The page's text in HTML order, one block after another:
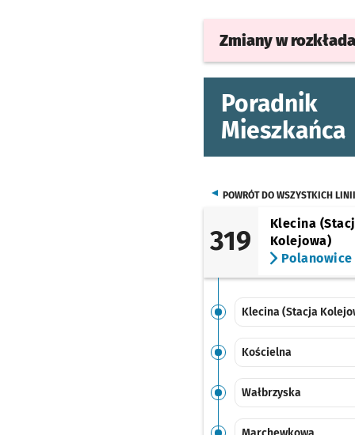
Zmiany w
Poradnik
Mieszkańca
POWRÓT DO WSZYSTKICH LINII
319
Klecina
Kolejowa)
Polanowice
Klecina (Stacja
Kościelna
Wałbrzyska